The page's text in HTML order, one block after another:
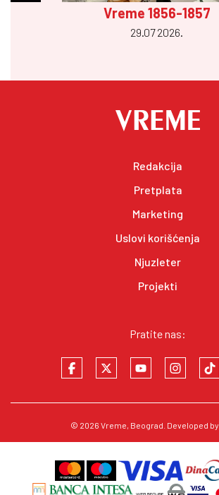
Vreme 1856-1857
29.07 2026.
Redakcija
Pretplata
Marketing
Uslovi korišćenja
Njuzleter
Projekti
Pratite nas:
© 2026 Vreme, Beograd. Developed by